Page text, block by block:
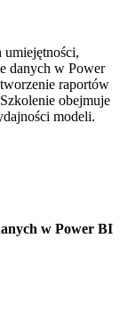
umiejętności,
danych w Power
raportów
obejmuje
modeli.
w Power BI